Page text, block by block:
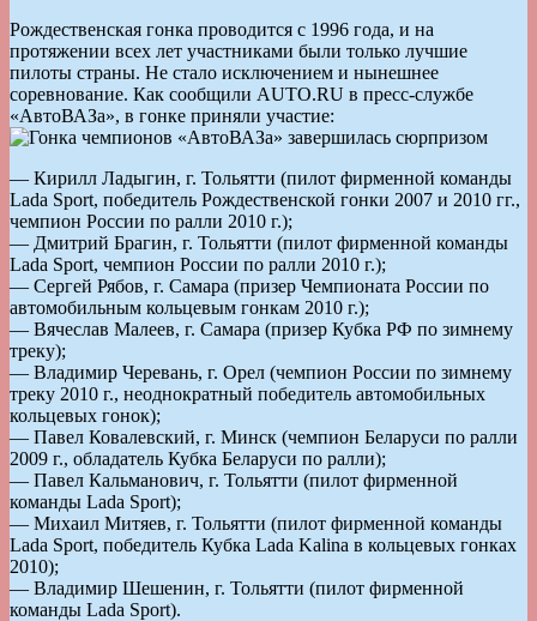
Рождественская гонка проводится с 1996 года, и на
протяжении всех лет участниками были только лучшие
пилоты страны. Не стало исключением и нынешнее
соревнование. Как сообщили AUTO.RU в пресс-службе
«АвтоВАЗа», в гонке приняли участие:
— Кирилл Ладыгин, г. Тольятти (пилот фирменной команды
Lada Sport, победитель Рождественской гонки 2007 и 2010 гг.,
чемпион России по ралли 2010 г.);
— Дмитрий Брагин, г. Тольятти (пилот фирменной команды
Lada Sport, чемпион России по ралли 2010 г.);
— Сергей Рябов, г. Самара (призер Чемпионата России по
автомобильным кольцевым гонкам 2010 г.);
— Вячеслав Малеев, г. Самара (призер Кубка РФ по зимнему
треку);
— Владимир Черевань, г. Орел (чемпион России по зимнему
треку 2010 г., неоднократный победитель автомобильных
кольцевых гонок);
— Павел Ковалевский, г. Минск (чемпион Беларуси по ралли
2009 г., обладатель Кубка Беларуси по ралли);
— Павел Кальманович, г. Тольятти (пилот фирменной
команды Lada Sport);
— Михаил Митяев, г. Тольятти (пилот фирменной команды
Lada Sport, победитель Кубка Lada Kalina в кольцевых гонках
2010);
— Владимир Шешенин, г. Тольятти (пилот фирменной
команды Lada Sport).